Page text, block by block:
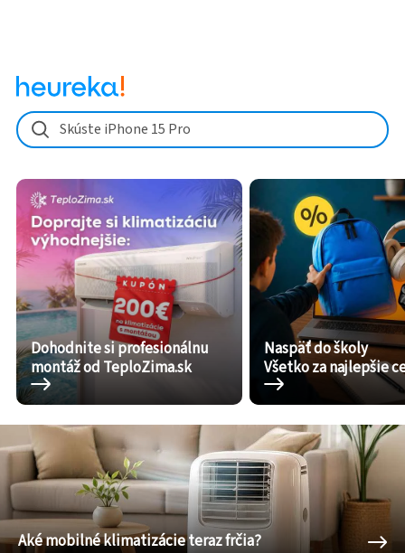
Skúste iPhone 15 Pro
Dohodnite si profesionálnu
montáž od TeploZima.sk
Naspäť do školy
Všetko za najlepšie
Aké mobilné klimatizácie teraz frčia?